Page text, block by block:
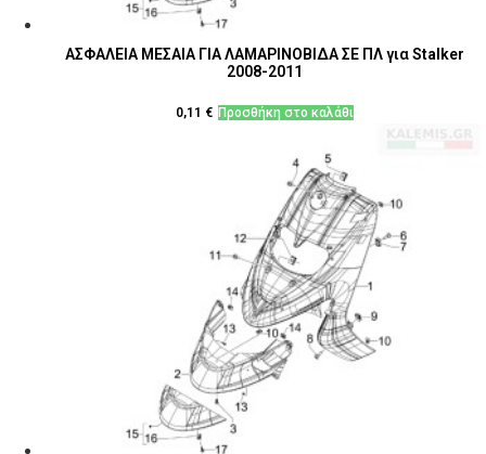
ΑΣΦΑΛΕΙΑ ΜΕΣΑΙΑ ΓΙΑ ΛΑΜΑΡΙΝΟΒΙΔΑ ΣΕ ΠΛ για Stalker
2008-2011
0,11 € Προσθήκη στο καλάθι